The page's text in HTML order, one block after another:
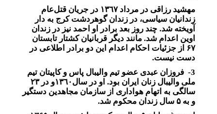
مهشید رزاقی در مرداد ١٣٦٧ در جریان قتل‌عام
زندانیان سیاسی، در زندان گوهردشت کرج به دار
آویخته شد. چند روز بعد برادر او احمد نیز در زندان
اوین اعدام شد. مانند دیگر قربانیان کشتار تابستان
۶۷ از جزئیات احکام اعدام این دو برادر اطلاعی در
دست نیست.
3- فروزان عبدی عضو تیم والیبال پاس و کاپیتان تیم
ملی والیبال زنان ایران بود. او در سال١٣٦٠و در ۲۳
سالگی به اتهام هواداری از سازمان مجاهدین دستگیر
و به ۵ سال زندان محکوم شد.